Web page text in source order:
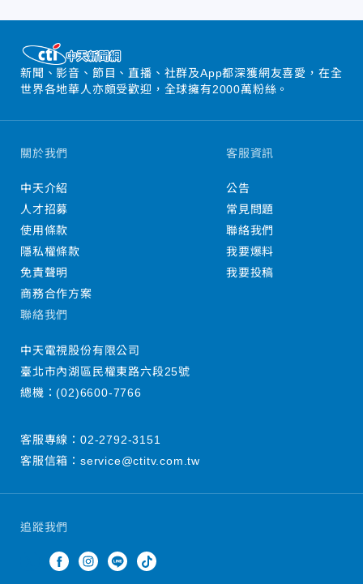
新聞、影音、節目、直播、社群及App都深獲網友喜愛，在全
世界各地華人亦頗受歡迎，全球擁有2000萬粉絲。
追蹤我們
關於我們
中天介紹
人才招募
使用條款
隱私權條款
免責聲明
商務合作方案
客服資訊
公告
常見問題
聯絡我們
我要爆料
我要投稿
聯絡我們
中天電視股份有限公司
臺北市內湖區民權東路六段25號
總機：(02)6600-7766
客服專線： 02-2792-3151
客服信箱： service@ctitv.com.tw